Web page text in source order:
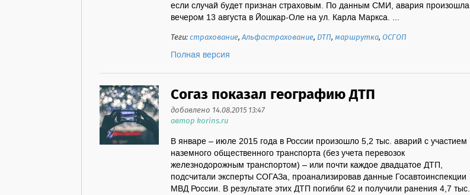
если случай будет признан страховым. По данным СМИ, авария произошла
вечером 13 августа в Йошкар-Оле на ул. Карла Маркса. ...
Теги:страхование,Альфастрахование, ДТП,маршрутка,ОСГОП
Полная версия
Согаз показал географию ДТП
добавлено 14.08.2015 13:47
автор korins.ru
В январе – июле 2015 года в России произошло 5,2 тыс. аварий с участием
наземного общественного транспорта (без учета перевозок
железнодорожным транспортом) – или почти каждое двадцатое ДТП,
подсчитали эксперты СОГАЗа, проанализировав данные Госавтоинспекции
МВД России. В результате этих ДТП погибли 62 и получили ранения 4,7 тыс.